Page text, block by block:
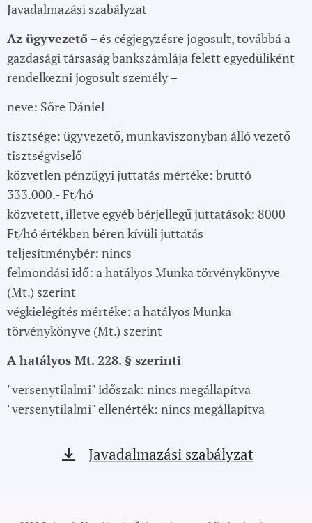
Javadalmazási szabályzat
Az ügyvezető – és cégjegyzésre jogosult, továbbá a
gazdasági társaság bankszámlája felett egyedüliként
rendelkezni jogosult személy –
neve: Sőre Dániel
tisztsége: ügyvezető, munkaviszonyban álló vezető
tisztségviselő
közvetlen pénzügyi juttatás mértéke: bruttó
333.000.- Ft/hó
közvetett, illetve egyéb bérjellegű juttatások: 8000
Ft/hó értékben béren kívüli juttatás
teljesítménybér: nincs
felmondási idő: a hatályos Munka törvénykönyve
(Mt.) szerint
végkielégítés mértéke: a hatályos Munka
törvénykönyve (Mt.) szerint
A hatályos Mt. 228. § szerinti
"versenytilalmi" időszak: nincs megállapítva
"versenytilalmi" ellenérték: nincs megállapítva
Javadalmazási szabályzat